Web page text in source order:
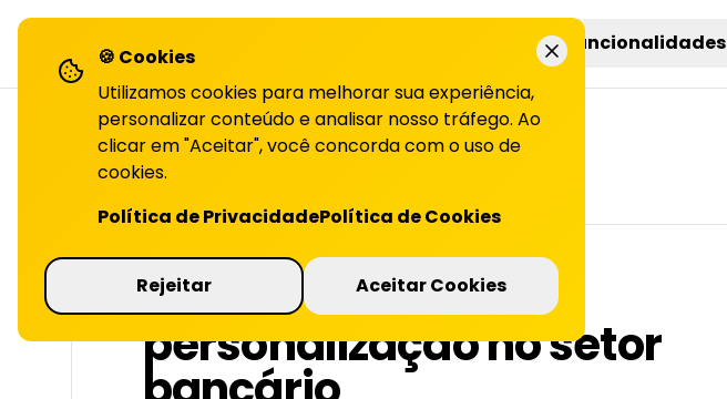
soluções funcionalidades
VOLTAR PARA O BLOG
Uso de dados para
personalização no setor
🍪 Cookies
Utilizamos cookies para melhorar sua experiência,
personalizar conteúdo e analisar nosso tráfego. Ao
clicar em "Aceitar", você concorda com o uso de
cookies.
Política de PrivacidadePolítica de Cookies
Rejeitar Aceitar Cookies